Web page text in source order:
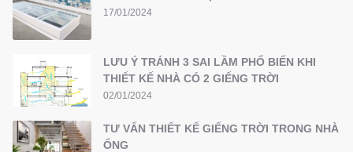
17/01/2024
LƯU Ý TRÁNH 3 SAI LẦM PHỔ BIẾN KHI
THIẾT KẾ NHÀ CÓ 2 GIẾNG TRỜI
02/01/2024
TƯ VẤN THIẾT KẾ GIẾNG TRỜI TRONG NHÀ
ỐNG